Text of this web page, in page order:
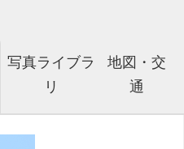
写真ライブラ
リ
地図・交
通